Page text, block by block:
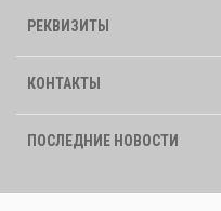
РЕКВИЗИТЫ
КОНТАКТЫ
ПОСЛЕДНИЕ НОВОСТИ